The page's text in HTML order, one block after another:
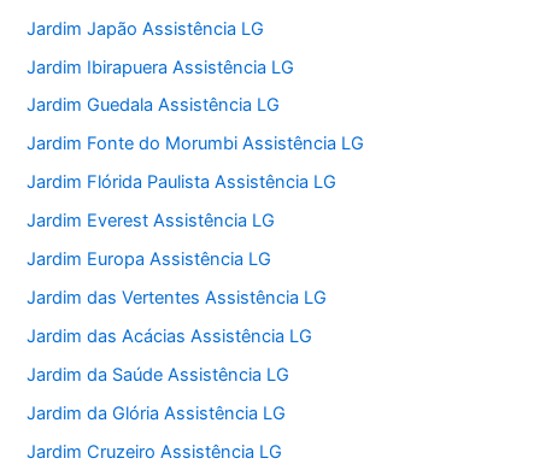
Jardim Japão Assistência LG
Jardim Ibirapuera Assistência LG
Jardim Guedala Assistência LG
Jardim Fonte do Morumbi Assistência LG
Jardim Flórida Paulista Assistência LG
Jardim Everest Assistência LG
Jardim Europa Assistência LG
Jardim das Vertentes Assistência LG
Jardim das Acácias Assistência LG
Jardim da Saúde Assistência LG
Jardim da Glória Assistência LG
Jardim Cruzeiro Assistência LG